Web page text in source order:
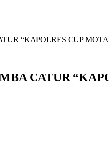
“KAPOLRES CUP
CATUR